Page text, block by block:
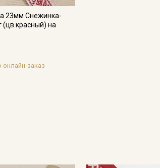
23мм Снежинка-
(цв.красный) на
онлайн-заказ